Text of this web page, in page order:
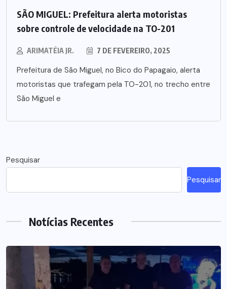
SÃO MIGUEL: Prefeitura alerta motoristas
sobre controle de velocidade na TO-201
ARIMATÉIA JR. 7 DE FEVEREIRO, 2025
Prefeitura de São Miguel, no Bico do Papagaio, alerta
motoristas que trafegam pela TO-201, no trecho entre
São Miguel e
Pesquisar
Pesquisar
Notícias Recentes